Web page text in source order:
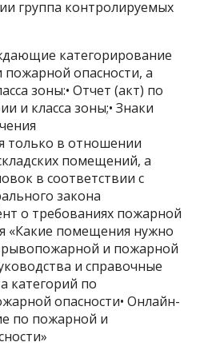
группа контролируемых
категорирование
опасности, а
зоны:• Отчет (акт) по
и класса зоны;• Знаки
только в отношении
помещений, а
в соответствии с
закона
о требованиях пожарной
«Какие помещения нужно
и пожарной
и справочные
категорий по
опасности• Онлайн-
по пожарной и